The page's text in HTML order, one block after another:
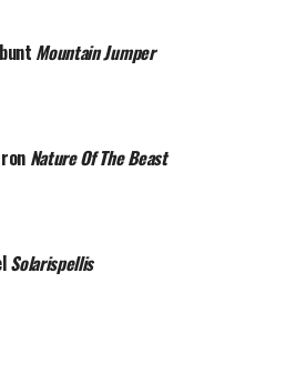
dans la grisaille
Mountain Jumper
Nature Of The Beast
Solarispellis